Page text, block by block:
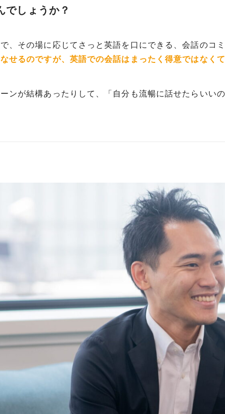
でしょうか？
、その場に応じてさっと英語を口にできる、会話のコ
せるのですが、英語での会話はまったく得意ではなくて
ンが結構あったりして、「自分も流暢に話せたらいい